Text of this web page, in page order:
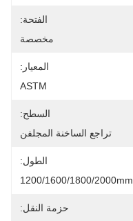
الفتحة:
مخصصة
المعيار:
ASTM
السطح:
تراجع الساخنة المجلفن
الطول:
1200/1600/1800/2000mm
حزمة النقل: